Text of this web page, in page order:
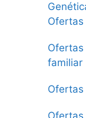
familiar